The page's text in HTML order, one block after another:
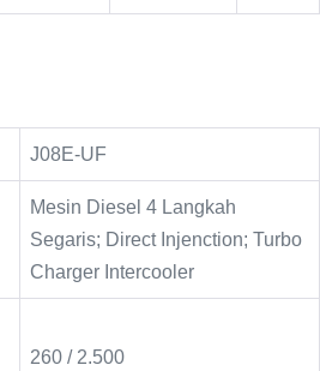
J08E-UF
Mesin Diesel 4 Langkah
Segaris; Direct Injenction; Turbo
Charger Intercooler
260 / 2.500